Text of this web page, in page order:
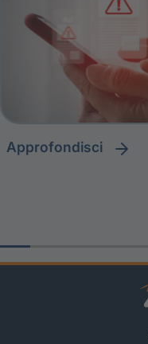
approfondisci